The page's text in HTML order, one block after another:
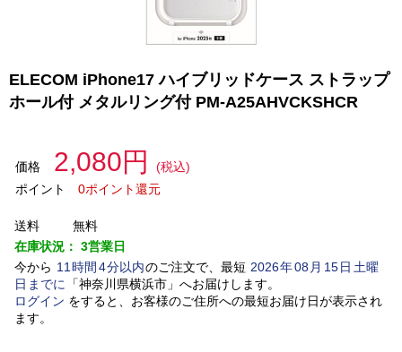
ELECOM iPhone17 ハイブリッドケース ストラップ
ホール付 メタルリング付 PM-A25AHVCKSHCR
価格 2,080円
(税込)
ポイント
0ポイント還元
送料
無料
在庫状況： 3営業日
今から 11 時間 4分以内のご注文で、最短 2026年08 月 15日土曜
日 までに 「神奈川県横浜市」 へお届けします。
ログイン をすると、お客様のご住所への最短お届け日が表示され
ます。